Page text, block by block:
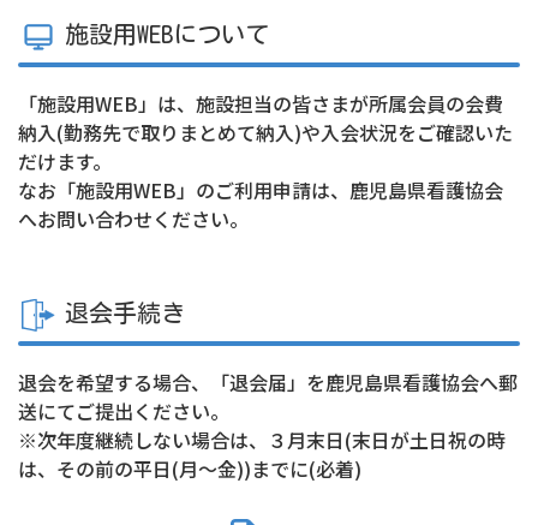
施設用WEBについて
「施設用WEB」は、施設担当の皆さまが所属会員の会費
納入(勤務先で取りまとめて納入)や入会状況をご確認いた
だけます。
なお「施設用WEB」のご利用申請は、鹿児島県看護協会
へお問い合わせください。
退会手続き
退会を希望する場合、「退会届」を鹿児島県看護協会へ郵
送にてご提出ください。
※次年度継続しない場合は、３月末日(末日が土日祝の時
は、その前の平日(月〜金))までに(必着)